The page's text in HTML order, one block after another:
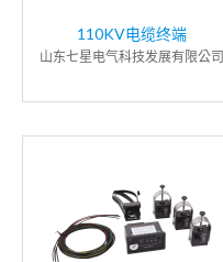
110KV电缆终端
山东七星电气科技发展有限公司